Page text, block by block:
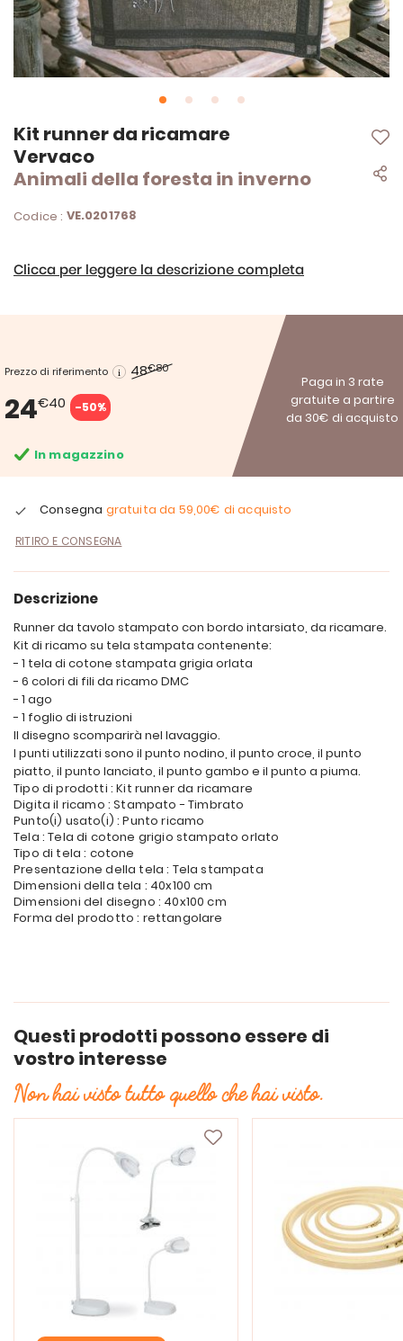
Kit runner da ricamare
Vervaco
Animali della foresta in inverno
Codice : VE.0201768
Clicca per leggere la descrizione completa
Prezzo di riferimento 48€80
24€40 -50%
Paga in 3 rate
gratuite a partire
da 30€ di acquisto
In magazzino
Consegna gratuita da 59,00€ di acquisto
RITIRO E CONSEGNA
Vai
all'inizio
della
galleria
immagini
Descrizione
Runner da tavolo stampato con bordo intarsiato, da ricamare.
Kit di ricamo su tela stampata contenente:
- 1 tela di cotone stampata grigia orlata
- 6 colori di fili da ricamo DMC
- 1 ago
- 1 foglio di istruzioni
Il disegno scomparirà nel lavaggio.
I punti utilizzati sono il punto nodino, il punto croce, il punto
piatto, il punto lanciato, il punto gambo e il punto a piuma.
Tipo di prodotti : Kit runner da ricamare
Digita il ricamo : Stampato - Timbrato
Punto(i) usato(i) : Punto ricamo
Tela : Tela di cotone grigio stampato orlato
Tipo di tela : cotone
Presentazione della tela : Tela stampata
Dimensioni della tela : 40x100 cm
Dimensioni del disegno : 40x100 cm
Forma del prodotto : rettangolare
Questi prodotti possono essere di
vostro interesse
Non hai visto tutto quello che hai visto.